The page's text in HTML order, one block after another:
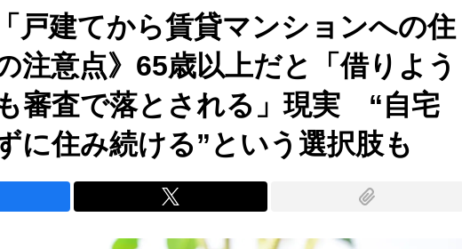
戸建てから賃貸マンションへの住
注意点》65歳以上だと「借りよう
審査で落とされる」現実 “自宅
に住み続ける”という選択肢も